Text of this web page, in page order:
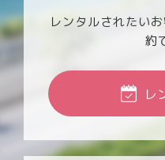
レンタルされたい
約
レ